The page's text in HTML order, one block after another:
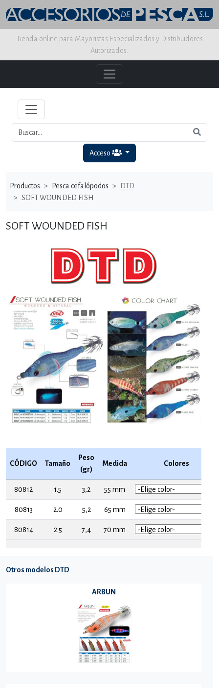
Tienda online para Mayoristas Especializados y Distribuidores
Autorizados.
Acceso
Productos Pesca cefalópodos
DTD
SOFT WOUNDED FISH
SOFT WOUNDED FISH
CÓDIGO Tamaño
Peso
(gr)
Medida Colores
80812 1.5 3,2 55 mm
80813 2.0 5,2 65 mm
80814 2.5 7,4 70 mm
Otros modelos DTD
ARBUN